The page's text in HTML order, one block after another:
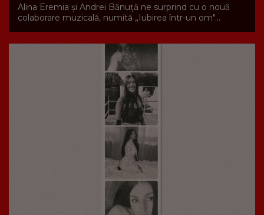
Alina Eremia și Andrei Bănuță ne surprind cu o nouă
colaborare muzicală, numită „Iubirea într-un om"...